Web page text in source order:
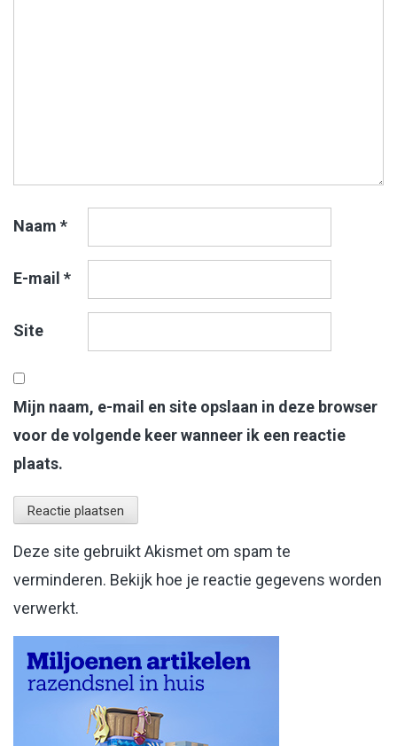
Naam *
E-mail *
Site
Mijn naam, e-mail en site opslaan in deze browser
voor de volgende keer wanneer ik een reactie
plaats.
Deze site gebruikt Akismet om spam te
verminderen. Bekijk hoe je reactie gegevens worden
verwerkt.